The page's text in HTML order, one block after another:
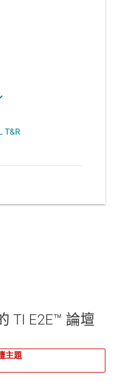
TI E2E™ 論壇
主題